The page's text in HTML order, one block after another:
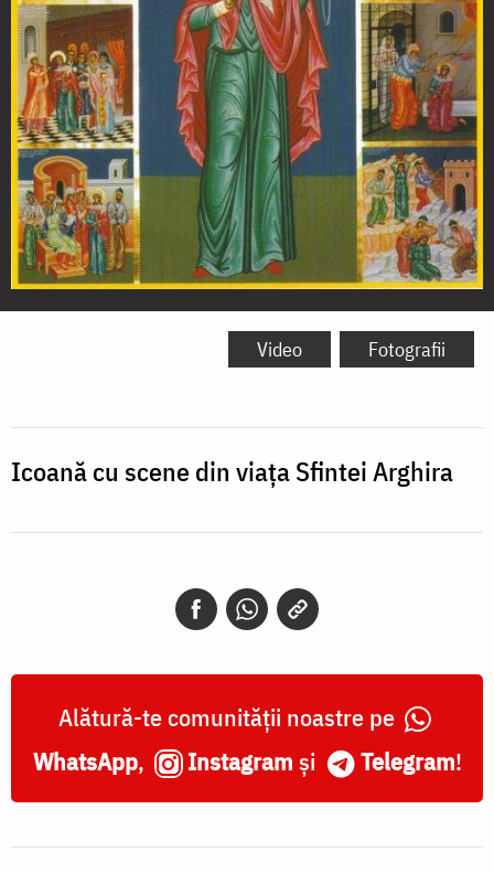
Sfânta
Video Fotografii
Icoană cu scene din viața Sfintei Arghira
Alătură-te comunității noastre pe
WhatsApp, Instagram și Telegram!